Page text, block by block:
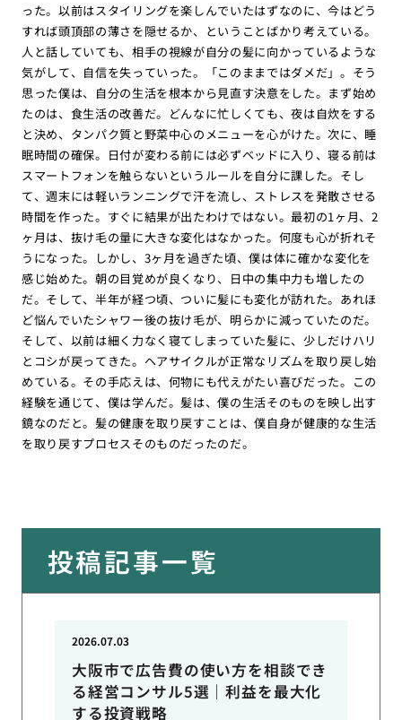
った。以前はスタイリングを楽しんでいたはずなのに、今はどう
すれば頭頂部の薄さを隠せるか、ということばかり考えている。
人と話していても、相手の視線が自分の髪に向かっているような
気がして、自信を失っていった。「このままではダメだ」。そう
思った僕は、自分の生活を根本から見直す決意をした。まず始め
たのは、食生活の改善だ。どんなに忙しくても、夜は自炊をする
と決め、タンパク質と野菜中心のメニューを心がけた。次に、睡
眠時間の確保。日付が変わる前には必ずベッドに入り、寝る前は
スマートフォンを触らないというルールを自分に課した。そし
て、週末には軽いランニングで汗を流し、ストレスを発散させる
時間を作った。すぐに結果が出たわけではない。最初の1ヶ月、2
ヶ月は、抜け毛の量に大きな変化はなかった。何度も心が折れそ
うになった。しかし、3ヶ月を過ぎた頃、僕は体に確かな変化を
感じ始めた。朝の目覚めが良くなり、日中の集中力も増したの
だ。そして、半年が経つ頃、ついに髪にも変化が訪れた。あれほ
ど悩んでいたシャワー後の抜け毛が、明らかに減っていたのだ。
そして、以前は細く力なく寝てしまっていた髪に、少しだけハリ
とコシが戻ってきた。ヘアサイクルが正常なリズムを取り戻し始
めている。その手応えは、何物にも代えがたい喜びだった。この
経験を通じて、僕は学んだ。髪は、僕の生活そのものを映し出す
鏡なのだと。髪の健康を取り戻すことは、僕自身が健康的な生活
を取り戻すプロセスそのものだったのだ。
投稿記事一覧
大阪市で広告費の使い方を相談でき
る経営コンサル5選｜利益を最大化
する投資戦略
2026.07.03